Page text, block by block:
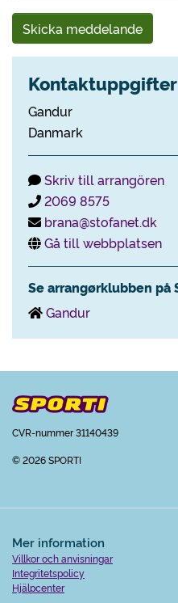
Skicka meddelande
Gandur
Danmark
Skriv till arrangören
2069 8575
brana@stofanet.dk
Gå till webbplatsen
Se arrangørklubben på
Gandur
CVR-nummer 31140439
© 2026 SPORTI
Mer information
Villkor och anvisningar
Integritetspolicy
Hjälpcenter